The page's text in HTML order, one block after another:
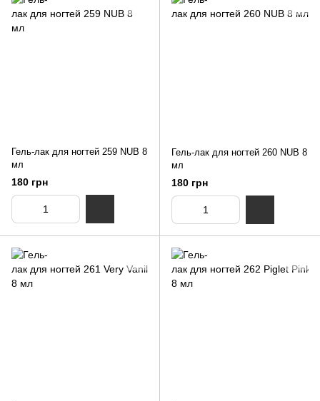
Гель-лак для ногтей 259 NUB 8
мл
180 грн
Гель-лак для ногтей 260 NUB 8
мл
180 грн